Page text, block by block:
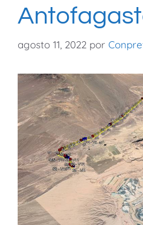
agosto 11, 2022 por